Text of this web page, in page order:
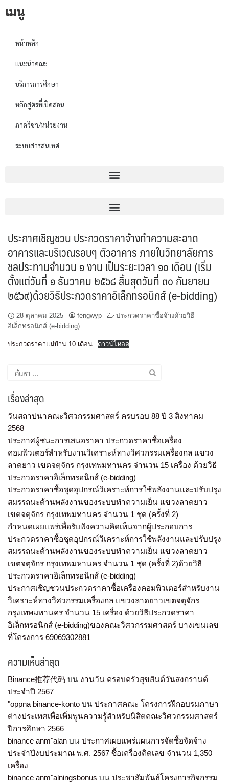
เมนู
หน้าหลัก
แนะนำคณะ
บริการการศึกษา
หลักสูตรที่เปิดสอน
ภาควิชา/หน่วยงาน
ระบบสารสนเทศ
ประกาศเชิญชวน ประกวดราคาจ้างทำความสะอาด
อาคารและบริเวณรอบๆ ตัวอาคาร ภายในวิทยาลัยการ
ชลประทานจำนวน ๑ งาน เป็นระยะเวลา ๑๐ เดือน (เริ่ม
ตั้งแต่วันที่ ๑ ธันวาคม ๒๕๖๘ สิ้นสุดวันที่ ๓๐ กันยายน
๒๕๖๙)ด้วยวิธีประกวดราคาอิเล็กทรอนิกส์ (e-bidding)
28 ตุลาคม 2025 fengwyp
ประกวดราคาซื้อจ้างด้วยวิธี
อิเล็กทรอนิกส์ (e-bidding)
ประกวดราคาแม่บ้าน 10 เดือน ดาวน์โหลด
เรื่องล่าสุด
วันสถาปนาคณะวิศวกรรมศาสตร์ ครบรอบ 88 ปี 3 สิงหาคม
2568
ประกาศผู้ชนะการเสนอราคา ประกวดราคาซื้อเครื่อง
คอมพิวเตอร์สำหรับงานวิเคราะห์ทางวิศวกรรมเครื่องกล แขวง
ลาดยาว เขตจตุจักร กรุงเทพมหานคร จำนวน 15 เครื่อง ด้วยวิธี
ประกวดราคาอิเล็กทรอนิกส์ (e-bidding)
ประกวดราคาซื้อชุดอุปกรณ์วิเคราะห์การใช้พลังงานและปรับปรุง
สมรรถนะด้านพลังงานของระบบทำความเย็น แขวงลาดยาว
เขตจตุจักร กรุงเทพมหานคร จำนวน 1 ชุด (ครั้งที่ 2)
กำหนดเผยแพร่เพื่อรับฟังความคิดเห็นจากผู้ประกอบการ
ประกวดราคาซื้อชุดอุปกรณ์วิเคราะห์การใช้พลังงานและปรับปรุง
สมรรถนะด้านพลังงานของระบบทำความเย็น แขวงลาดยาว
เขตจตุจักร กรุงเทพมหานคร จำนวน 1 ชุด (ครั้งที่ 2)ด้วยวิธี
ประกวดราคาอิเล็กทรอนิกส์ (e-bidding)
ประกาศเชิญชวนประกวดราคาซื้อเครื่องคอมพิวเตอร์สำหรับงาน
วิเคราะห์ทางวิศวกรรมเครื่องกล แขวงลาดยาวเขตจตุจักร
กรุงเทพมหานคร จำนวน 15 เครื่อง ด้วยวิธีประกวดราคา
อิเล็กทรอนิกส์ (e-bidding)ของคณะวิศวกรรมศาสตร์ บางเขนเลข
ที่โครงการ 69069302881
ความเห็นล่าสุด
Binance推荐代码 บน งานวัน ครอบครัวสุขสันต์วันสงกรานต์
ประจำปี 2567
"oppna binance-konto บน ประกาศคณะ โครงการฝึกอบรมภาษา
ต่างประเทศเพื่อเพิ่มพูนความรู้สำหรับนิสิตคณะวิศวกรรมศาสตร์
ปีการศึกษา 2566
binance anm"alan บน ประกาศเผยแพร่แผนการจัดซื้อจัดจ้าง
ประจำปีงบประมาณ พ.ศ. 2567 ซื้อเครื่องคิดเลข จำนวน 1,350
เครื่อง
binance anm"alningsbonus บน ประชาสัมพันธ์โครงการกิจกรรม